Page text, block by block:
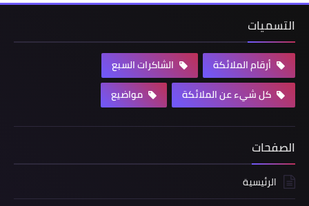
التسميات
أرقام الملائكة
الشاكرات السبع
كل شيء عن الملائكة
مواضيع
الصفحات
الرئيسية